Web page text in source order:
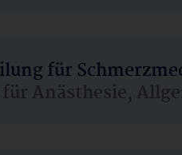
für
Anästhesie,